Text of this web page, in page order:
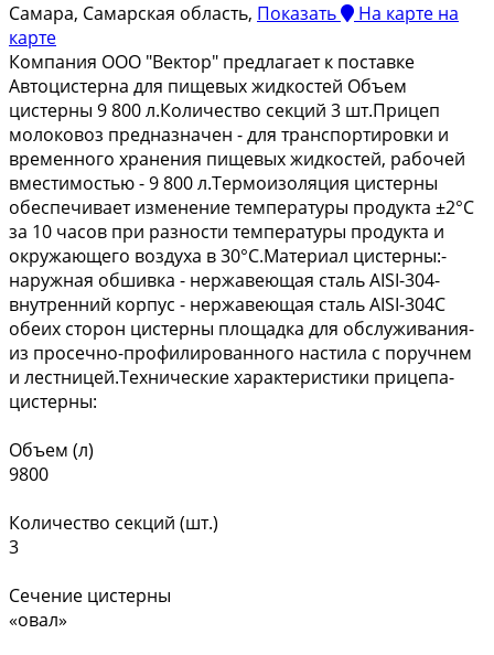
Самара, Самарская область, Показать На карте на
карте
Компания ООО "Вектор" предлагает к поставке
Автоцистерна для пищевых жидкостей Объем
цистерны 9 800 л.Количество секций 3 шт.Прицеп
молоковоз предназначен - для транспортировки и
временного хранения пищевых жидкостей, рабочей
вместимостью - 9 800 л.Термоизоляция цистерны
обеспечивает изменение температуры продукта ±2°С
за 10 часов при разности температуры продукта и
окружающего воздуха в 30°С.Материал цистерны:-
наружная обшивка - нержавеющая сталь AISI-304-
внутренний корпус - нержавеющая сталь AISI-304С
обеих сторон цистерны площадка для обслуживания-
из просечно-профилированного настила с поручнем
и лестницей.Технические характеристики прицепа-
цистерны:
Объем (л)
9800
Количество секций (шт.)
3
Сечение цистерны
«овал»